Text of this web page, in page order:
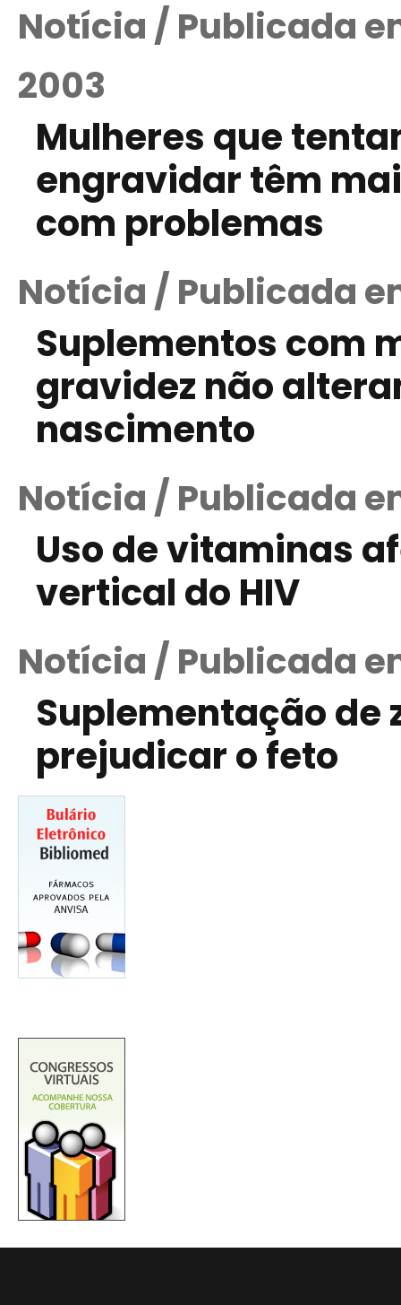
Notícia / Publicada
2003
Mulheres que
engravidar têm
com problemas
Notícia / Publicada
Suplementos com
gravidez não
nascimento
Notícia / Publicada
Uso de vitaminas
vertical do HIV
Notícia / Publicada
Suplementação de
prejudicar o feto